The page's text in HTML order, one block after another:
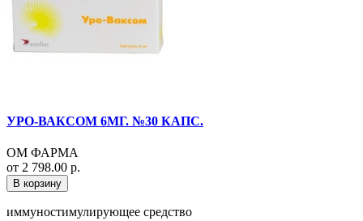
УРО-ВАКСОМ 6МГ. №30 КАПС.
ОМ ФАРМА
от 2 798.00 р.
В корзину
иммуностимулирующее средство